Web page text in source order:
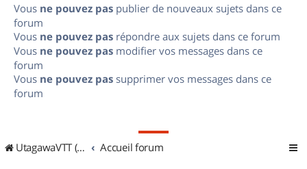
Vous ne pouvez pas publier de nouveaux sujets dans ce
forum
Vous ne pouvez pas répondre aux sujets dans ce forum
Vous ne pouvez pas modifier vos messages dans ce
forum
Vous ne pouvez pas supprimer vos messages dans ce
forum
UtagawaVTT (Randos VTT et VTTAE avec traces GPS) Accueil forum